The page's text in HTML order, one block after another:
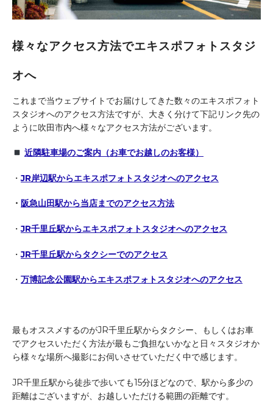
様々なアクセス方法でエキスポフォトスタジ
オへ
これまで当ウェブサイトでお届けしてきた数々のエキスポフォト
スタジオへのアクセス方法ですが、大きく分けて下記リンク先の
ように吹田市内へ様々なアクセス方法がございます。
近隣駐車場のご案内（お車でお越しのお客様）
・JR岸辺駅からエキスポフォトスタジオへのアクセス
・ 阪急山田駅から当店までのアクセス方法
・JR千里丘駅からエキスポフォトスタジオへのアクセス
・JR千里丘駅からタクシーでのアクセス
・ 万博記念公園駅からエキスポフォトスタジオへのアクセス
最もオススメするのがJR千里丘駅からタクシー、もしくはお車
でアクセスいただく方法が最もご負担ないかなと日々スタジオか
ら様々な場所へ撮影にお伺いさせていただく中で感じます。
JR千里丘駅から徒歩で歩いても15分ほどなので、駅から多少の
距離はございますが、お越しいただける範囲の距離です。